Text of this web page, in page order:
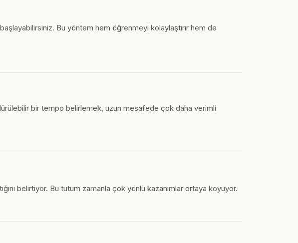
Bu yöntem hem öğrenmeyi kolaylaştırır hem de
bir tempo belirlemek, uzun mesafede çok daha verimli
belirtiyor. Bu tutum zamanla çok yönlü kazanımlar ortaya koyuyor.